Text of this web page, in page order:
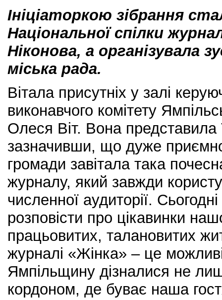
Ініціаторкою зібрання
Національної спілки
Ніконова, а організувала
міська рада.
Вітала присутніх у залі
виконавчого комітету
Олеся Віт. Вона
зазначивши, що дуже
громади завітала така
журналу, який завжди
численної аудиторії.
розповісти про цікавинки
працьовитих, талановитих
журналі «Жінка» – це
Ямпільщину дізналися не
кордоном, де буває наша